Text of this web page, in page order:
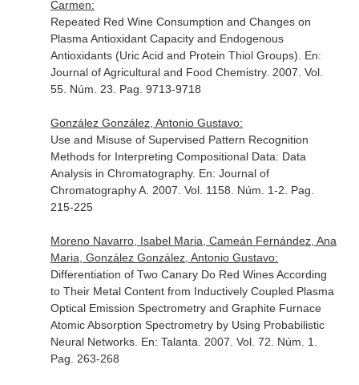
Carmen:
Repeated Red Wine Consumption and Changes on
Plasma Antioxidant Capacity and Endogenous
Antioxidants (Uric Acid and Protein Thiol Groups). En:
Journal of Agricultural and Food Chemistry. 2007. Vol.
55. Núm. 23. Pag. 9713-9718
González González, Antonio Gustavo:
Use and Misuse of Supervised Pattern Recognition
Methods for Interpreting Compositional Data: Data
Analysis in Chromatography. En: Journal of
Chromatography A. 2007. Vol. 1158. Núm. 1-2. Pag.
215-225
Moreno Navarro, Isabel Maria, Cameán Fernández, Ana
Maria, González González, Antonio Gustavo:
Differentiation of Two Canary Do Red Wines According
to Their Metal Content from Inductively Coupled Plasma
Optical Emission Spectrometry and Graphite Furnace
Atomic Absorption Spectrometry by Using Probabilistic
Neural Networks. En: Talanta . 2007. Vol. 72. Núm. 1.
Pag. 263-268